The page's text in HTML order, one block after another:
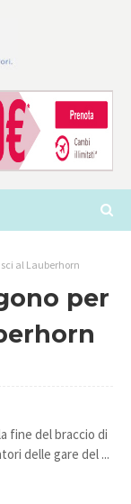
al Lauberhorn
per
fine del braccio di
delle gare del ...